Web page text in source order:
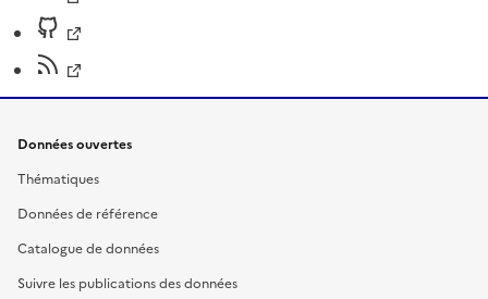
Données ouvertes
Thématiques
Données de référence
Catalogue de données
Suivre les publications des données